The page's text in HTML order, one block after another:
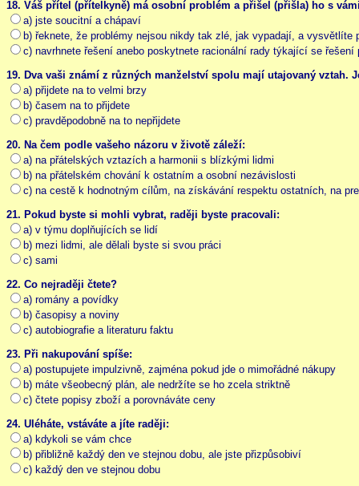
18. Váš přítel (přítelkyně) má osobní problém a přišel (přišla) ho s
a) jste soucitní a chápaví
b) řeknete, že problémy nejsou nikdy tak zlé, jak vypadají, a vysvětlíte
c) navrhnete řešení anebo poskytnete racionální rady týkající se řešení
19. Dva vaši známí z různých manželství spolu mají utajovaný vztah.
a) přijdete na to velmi brzy
b) časem na to přijdete
c) pravděpodobně na to nepřijdete
20. Na čem podle vašeho názoru v životě záleží:
a) na přátelských vztazích a harmonii s blízkými lidmi
b) na přátelském chování k ostatním a osobní nezávislosti
c) na cestě k hodnotným cílům, na získávání respektu ostatních, na
21. Pokud byste si mohli vybrat, raději byste pracovali:
a) v týmu doplňujících se lidí
b) mezi lidmi, ale dělali byste si svou práci
c) sami
22. Co nejraději čtete?
a) romány a povídky
b) časopisy a noviny
c) autobiografie a literaturu faktu
23. Při nakupování spíše:
a) postupujete impulzivně, zajména pokud jde o mimořádné nákupy
b) máte všeobecný plán, ale nedržíte se ho zcela striktně
c) čtete popisy zboží a porovnáváte ceny
24. Uléháte, vstáváte a jíte raději:
a) kdykoli se vám chce
b) přibližně každý den ve stejnou dobu, ale jste přizpůsobiví
c) každý den ve stejnou dobu